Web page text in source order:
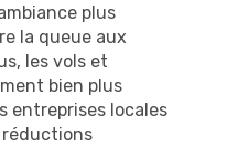
plus
la queue aux
les vols et
bien plus
entreprises locales
réductions